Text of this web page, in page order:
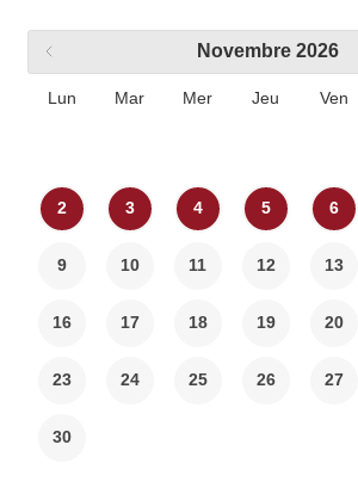
Novembre 2026
Lun Mar Mer Jeu Ven
2 3 4 5 6
9 10 11 12 13
16 17 18 19 20
23 24 25 26 27
30